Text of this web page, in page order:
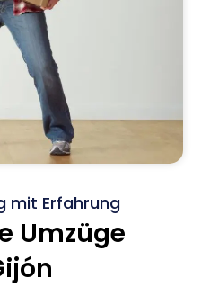
mit Erfahrung
Umzüge